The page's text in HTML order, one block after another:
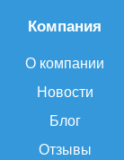
Компания
О компании
Новости
Блог
Отзывы